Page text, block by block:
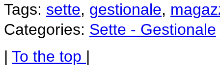
Tags: sette, gestionale,
Categories: Sette - Gestionale
| To the top |